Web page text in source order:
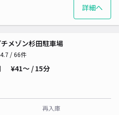
詳細へ
メゾン杉田駐車場
4.7 / 66件
¥41〜 / 15分
再入庫